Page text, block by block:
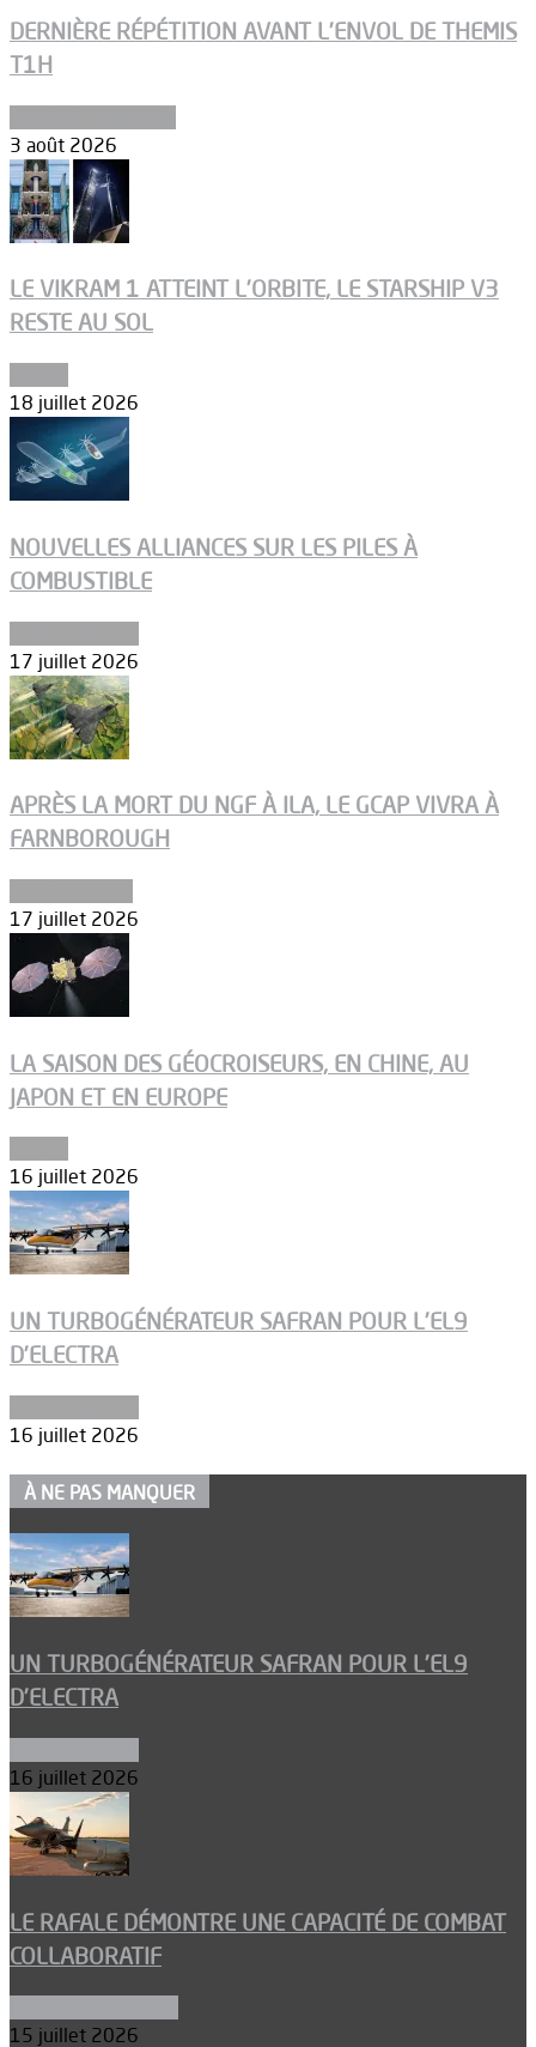
DERNIÈRE RÉPÉTITION AVANT L’ENVOL DE THEMIS
T1H
3 août 2026
LE VIKRAM 1 ATTEINT L’ORBITE, LE STARSHIP V3
RESTE AU SOL
18 juillet 2026
NOUVELLES ALLIANCES SUR LES PILES À
COMBUSTIBLE
17 juillet 2026
APRÈS LA MORT DU NGF À ILA, LE GCAP VIVRA À
FARNBOROUGH
17 juillet 2026
LA SAISON DES GÉOCROISEURS, EN CHINE, AU
JAPON ET EN EUROPE
16 juillet 2026
UN TURBOGÉNÉRATEUR SAFRAN POUR L’EL9
D’ELECTRA
16 juillet 2026
À NE PAS MANQUER
UN TURBOGÉNÉRATEUR SAFRAN POUR L’EL9
D’ELECTRA
16 juillet 2026
LE RAFALE DÉMONTRE UNE CAPACITÉ DE COMBAT
COLLABORATIF
15 juillet 2026